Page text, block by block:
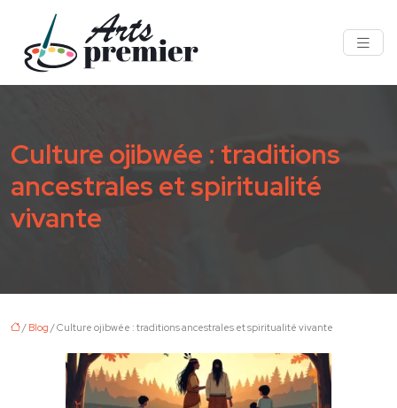
Culture ojibwée : traditions
ancestrales et spiritualité
vivante
/ Blog / Culture ojibwée : traditions ancestrales et spiritualité vivante